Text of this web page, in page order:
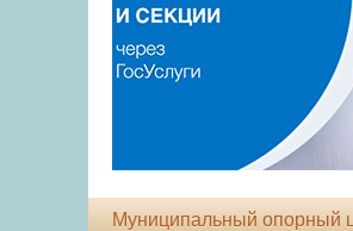
Муниципальный опорный